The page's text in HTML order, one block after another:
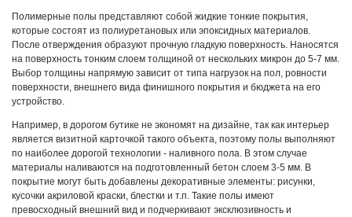
Полимерные полы представляют собой жидкие тонкие покрытия,
которые состоят из полиуретановых или эпоксидных материалов.
После отверждения образуют прочную гладкую поверхность. Наносятся
на поверхность тонким слоем толщиной от нескольких микрон до 5-7 мм.
Выбор толщины напрямую зависит от типа нагрузок на пол, ровности
поверхности, внешнего вида финишного покрытия и бюджета на его
устройство.
Например, в дорогом бутике не экономят на дизайне, так как интерьер
является визитной карточкой такого объекта, поэтому полы выполняют
по наиболее дорогой технологии - наливного пола. В этом случае
материалы наливаются на подготовленный бетон слоем 3-5 мм. В
покрытие могут быть добавлены декоративные элементы: рисунки,
кусочки акриловой краски, блестки и т.п. Такие полы имеют
превосходный внешний вид и подчеркивают эксклюзивность и